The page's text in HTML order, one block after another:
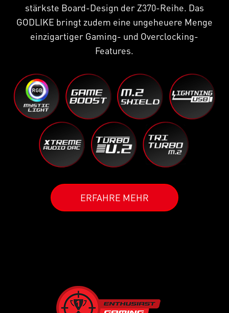
stärkste Board-Design der Z370-Reihe. Das
GODLIKE bringt zudem eine ungeheuere Menge
einzigartiger Gaming- und Overclocking-
Features.
ERFAHRE MEHR